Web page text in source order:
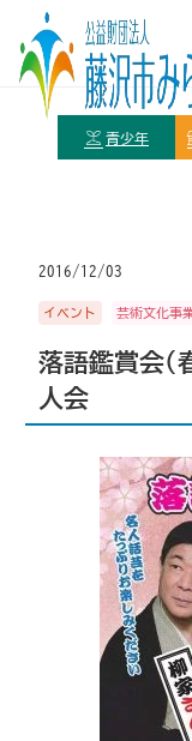
青少年
2016/12/03
イベント 芸術文化事
落語鑑賞会(
人会